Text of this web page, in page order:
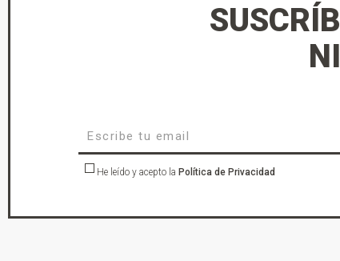
He leído y acepto la Política de Privacidad